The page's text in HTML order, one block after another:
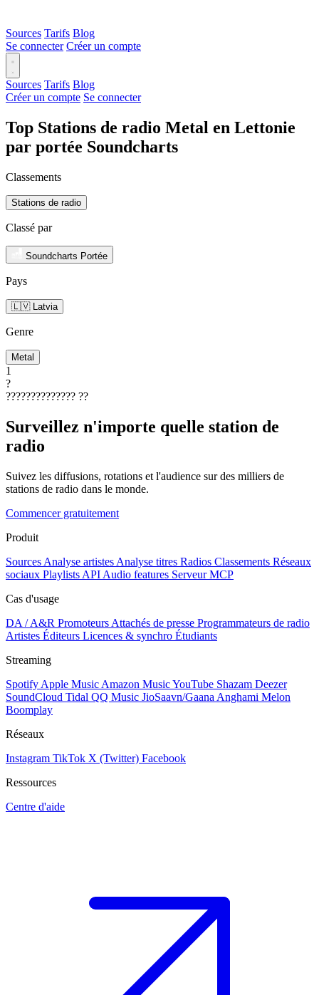
Sources Tarifs Blog
Se connecter Créer un compte
Sources Tarifs Blog
Créer un compte Se connecter
Top Stations de radio Metal en Lettonie
par portée Soundcharts
Classements
Stations de radio
Classé par
Soundcharts Portée
Pays
🇱🇻 Latvia
Genre
Metal
1
?
?????????????? ??
Surveillez n'importe quelle station de
radio
Suivez les diffusions, rotations et l'audience sur des milliers de
stations de radio dans le monde.
Commencer gratuitement
Produit
Sources Analyse artistes Analyse titres Radios Classements Réseaux
sociaux Playlists API Audio features Serveur MCP
Cas d'usage
DA / A&R Promoteurs Attachés de presse Programmateurs de radio
Artistes Éditeurs Licences & synchro Étudiants
Streaming
Spotify Apple Music Amazon MusicYouTube Shazam Deezer
SoundCloud Tidal QQ Music JioSaavn/Gaana Anghami Melon
Boomplay
Réseaux
Instagram TikTok X (Twitter) Facebook
Ressources
Centre d'aide